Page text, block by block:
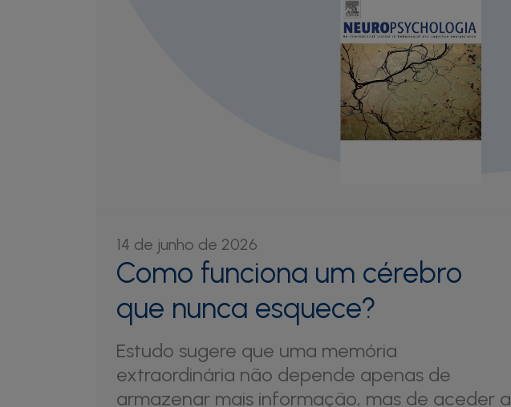
14 de junho de 2026
Como funciona um cérebro
que nunca esquece?
Estudo sugere que uma memória
extraordinária não depende apenas de
armazenar mais informação, mas de aceder a